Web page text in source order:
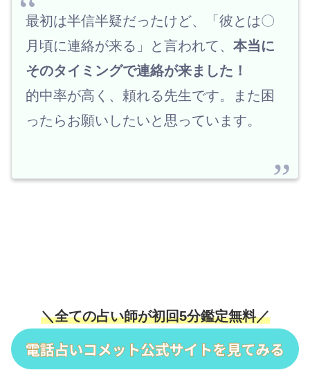
最初は半信半疑だったけど、「彼とは〇
月頃に連絡が来る」と言われて、 本当に
そのタイミングで連絡が来ました！
的中率が高く、頼れる先生です。また困
ったらお願いしたいと思っています。
＼全ての占い師が初回5分鑑定無料／